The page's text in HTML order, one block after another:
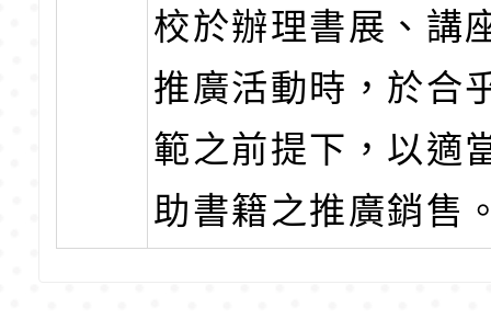
校於辦理書展、講
推廣活動時，於合
範之前提下，以適
助書籍之推廣銷售